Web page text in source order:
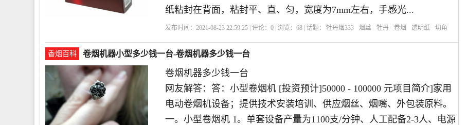
纸粘封在背面，粘封平、直、匀，宽度为7mm左右，手感光...
发布时间：2021-08-23 22:59:25 | 评论：0 | 浏览：68 | 话题： 牡丹烟333 烟丝 牡丹 卷烟 透明纸 切角
香烟百科 卷烟机器小型多少钱一台-卷烟机器多少钱一台
卷烟机器多少钱一台
网友解答：答：小型卷烟机 [投资预计]50000 - 100000 元项目简介]家用
电动卷烟机设备；提供技术安装培训、供应烟丝、烟嘴、外包装原料。
一。小型卷烟机 1。单套设备产量为1100支/分钟、人工配备2-3人、电源